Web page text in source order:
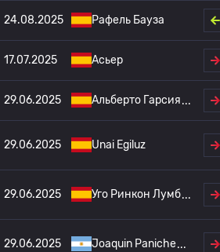
24.08.2025 Рафель Бауза
17.07.2025 Асьер
29.06.2025 Альберто Гарсия
29.06.2025 Unai Egiluz
29.06.2025 Уго Ринкон Лумб
29.06.2025 Joaquin Paniche